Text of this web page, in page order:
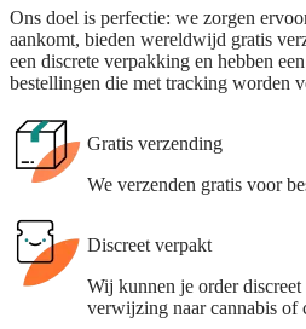
Ons doel is perfectie: we zorgen
aankomt, bieden wereldwijd gratis
een discrete verpakking en hebben
bestellingen die met tracking worden
Gratis verzending
We verzenden gratis voor
Discreet verpakt
Wij kunnen je order
verwijzing naar cannabis of